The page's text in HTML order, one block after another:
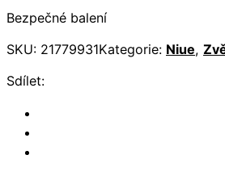
Bezpečné balení
SKU: 21779931Kategorie: Niue,
Sdílet: